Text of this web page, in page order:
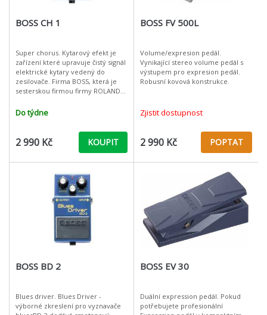
BOSS CH 1
Super chorus. Kytarový efekt je
zařízení které upravuje čistý signál
elektrické kytary vedený do
zesilovače. Firma BOSS, která je
sesterskou firmou firmy ROLAND
kytarových "krabiček" zabývat v
Do týdne
2 990 Kč KOUPIT
BOSS FV 500L
Volume/expresion pedál.
Vynikající stereo volume pedál s
výstupem pro expresion pedál.
Robusní kovová konstrukce.
Zjistit dostupnost
2 990 Kč POPTAT
BOSS BD 2
Blues driver. Blues Driver -
výborné zkreslení pro vyznavače
BOSS EV 30
Duální expression pedál. Pokud
potřebujete profesionální